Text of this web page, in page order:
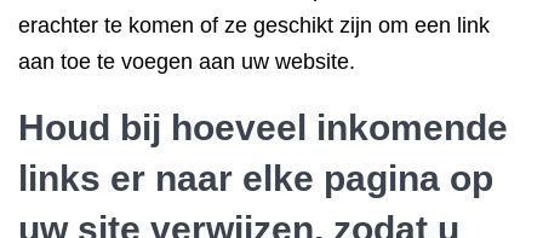
erachter te komen of ze geschikt zijn om een link
aan toe te voegen aan uw website.
Houd bij hoeveel inkomende
links er naar elke pagina op
uw site verwijzen, zodat u